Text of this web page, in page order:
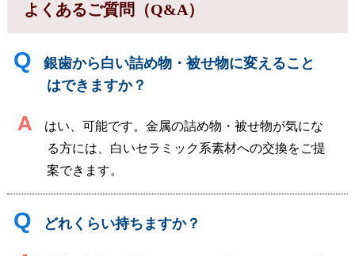
よくあるご質問（Q&A）
Q
銀歯から白い詰め物・被せ物に変えること
はできますか？
A
はい、可能です。金属の詰め物・被せ物が気にな
る方には、白いセラミック系素材への交換をご提
案できます。
Q どれくらい持ちますか？